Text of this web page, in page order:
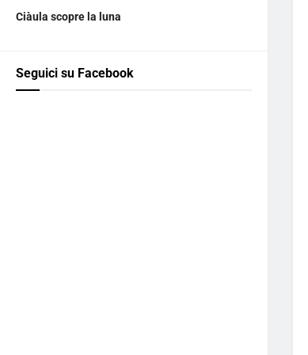
Ciàula scopre la luna
Seguici su Facebook